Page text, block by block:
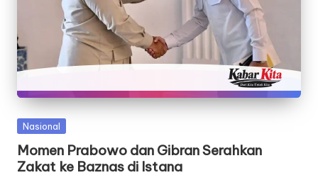
Posted
Nasional
Momen Prabowo dan Gibran Serahkan
Zakat ke Baznas di Istana